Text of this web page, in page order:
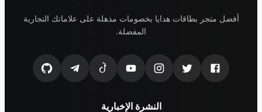
أفضل متجر بطاقات هدايا بخصومات مذهلة على علاماتك التجارية
المفضلة.
النشرة الإخبارية